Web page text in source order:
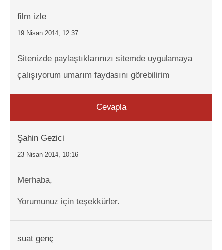
film izle
19 Nisan 2014, 12:37
Sitenizde paylaştıklarınızı sitemde uygulamaya
çalışıyorum umarım faydasını görebilirim
Cevapla
Şahin Gezici
23 Nisan 2014, 10:16
Merhaba,
Yorumunuz için teşekkürler.
suat genç